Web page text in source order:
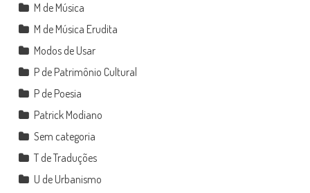
M de Música
M de Música Erudita
Modos de Usar
P de Patrimônio Cultural
P de Poesia
Patrick Modiano
Sem categoria
T de Traduções
U de Urbanismo